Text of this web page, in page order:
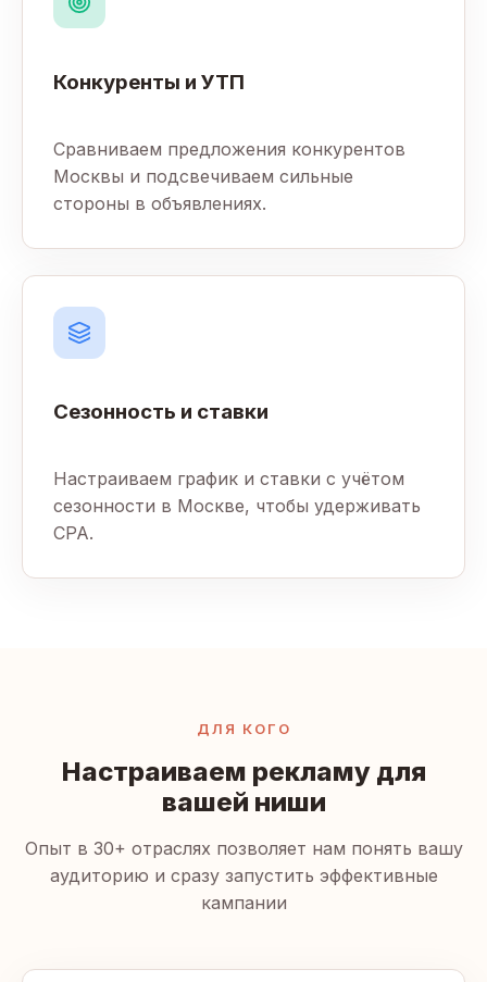
Конкуренты и УТП
Сравниваем предложения конкурентов
Москвы и подсвечиваем сильные
стороны в объявлениях.
Сезонность и ставки
Настраиваем график и ставки с учётом
сезонности в Москве, чтобы удерживать
CPA.
ДЛЯ КОГО
Настраиваем рекламу для
вашей ниши
Опыт в 30+ отраслях позволяет нам понять вашу
аудиторию и сразу запустить эффективные
кампании